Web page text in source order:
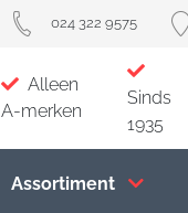
024 322 9575
Alleen
A-merken
Sinds
1935
Assortiment